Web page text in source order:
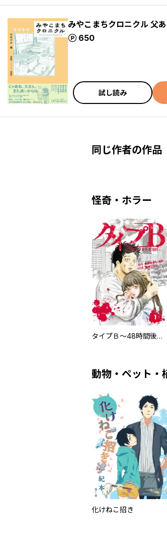
みやこまちクロニクル 父
650
ポイント
試し読み
同じ作者の作品
怪奇・ホラー
タイプＢ～48時間後、致死率100％～【単話】
動物・ペット・
化けねこ招き